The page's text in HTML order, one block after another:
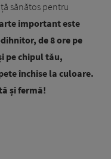
sănătos pentru
important este
de 8 ore pe
pe chipul tău,
închise la culoare.
și fermă!